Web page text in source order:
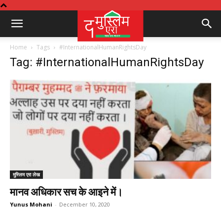
Home Tags #InternationalHumanRightsDay
Tag: #InternationalHumanRightsDay
मुस्लिम एरा लेख
मानव अधिकार सच के आइने में।
Yunus Mohani - December 10, 2020